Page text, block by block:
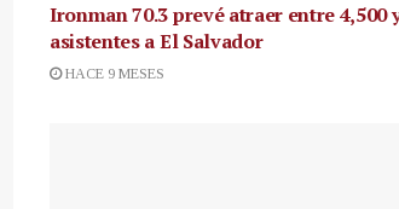
Ironman 70.3 prevé atraer entre 4,500
asistentes a El Salvador
HACE 9 MESES